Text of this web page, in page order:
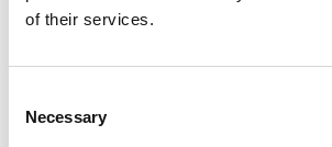
of their services.
Selection
Necessary
时间为 30至60秒（取决于型号）。